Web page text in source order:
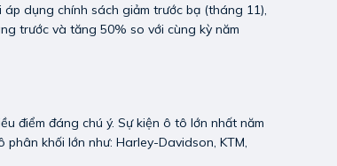
dụng chính sách giảm trước bạ (tháng 11),
trước và tăng 50% so với cùng kỳ năm
điểm đáng chú ý. Sự kiện ô tô lớn nhất năm
khối lớn như: Harley-Davidson, KTM,